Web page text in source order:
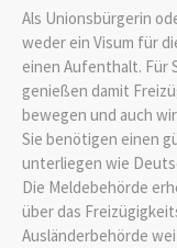
Als Unionsbürgerin
weder ein Visum für
einen Aufenthalt. Für
genießen damit
bewegen und auch
Sie benötigen einen
unterliegen wie
Die Meldebehörde
über das
Ausländerbehörde